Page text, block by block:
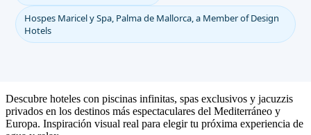
Hospes Maricel y Spa, Palma de Mallorca, a Member of Design
Hotels
Descubre hoteles con piscinas infinitas, spas exclusivos y jacuzzis
privados en los destinos más espectaculares del Mediterráneo y
Europa. Inspiración visual real para elegir tu próxima experiencia de